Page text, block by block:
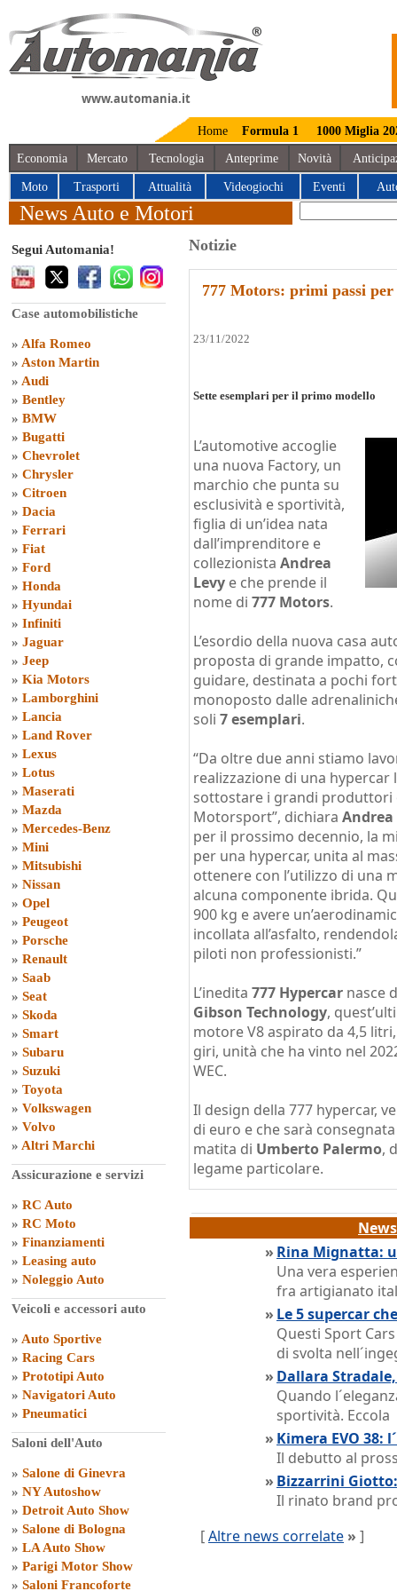
www.automania.it
Home Formula 1 1000 Miglia
Economia Mercato Tecnologia Anteprime Novità
Moto Trasporti Attualità Videogiochi Eventi
News Auto e Motori
Segui Automania!
Case automobilistiche
» Alfa Romeo
» Aston Martin
» Audi
» Bentley
» BMW
» Bugatti
» Chevrolet
» Chrysler
» Citroen
» Dacia
» Ferrari
» Fiat
» Ford
» Honda
» Hyundai
» Infiniti
» Jaguar
» Jeep
» Kia Motors
» Lamborghini
» Lancia
» Land Rover
» Lexus
» Lotus
» Maserati
» Mazda
» Mercedes-Benz
» Mini
» Mitsubishi
» Nissan
» Opel
» Peugeot
» Porsche
» Renault
» Saab
» Seat
» Skoda
» Smart
» Subaru
» Suzuki
» Toyota
» Volkswagen
» Volvo
» Altri Marchi
Assicurazione e servizi
» RC Auto
» RC Moto
» Finanziamenti
» Leasing auto
» Noleggio Auto
Veicoli e accessori auto
» Auto Sportive
» Racing Cars
» Prototipi Auto
» Navigatori Auto
» Pneumatici
Saloni dell'Auto
» Salone di Ginevra
» NY Autoshow
» Detroit Auto Show
» Salone di Bologna
» LA Auto Show
» Parigi Motor Show
» Saloni Francoforte
Notizie
777 Motors: primi passi
23/11/2022
Sette esemplari per il primo modello
L’automotive accoglie
una nuova Factory, un
marchio che punta su
esclusività e sportività,
figlia di un’idea nata
dall’imprenditore e
collezionista Andrea
Levy e che prende il
nome di 777 Motors.
L’esordio della nuova casa
proposta di grande impatto,
guidare, destinata a pochi
monoposto dalle
soli 7 esemplari.
“Da oltre due anni stiamo
realizzazione di una
sottostare i grandi
Motorsport”, dichiara Andrea
per il prossimo decennio, la
per una hypercar, unita al
ottenere con l’utilizzo di una
alcuna componente ibrida.
900 kg e avere
incollata all’asfalto,
piloti non professionisti.”
L’inedita 777 Hypercar nasce
Gibson Technology,
motore V8 aspirato da 4,5
giri, unità che ha vinto nel
WEC.
Il design della 777 hypercar,
di euro e che sarà
matita di Umberto Palermo,
legame particolare.
» Rina Mignatta:
Una vera
fra artigianato
» Le 5 supercar
Questi Sport
di svolta
» Dallara
Quando
sportività. Eccola
» Kimera EVO 38:
Il debutto al
» Bizzarrini
Il rinato brand
[Altre news correlate » ]